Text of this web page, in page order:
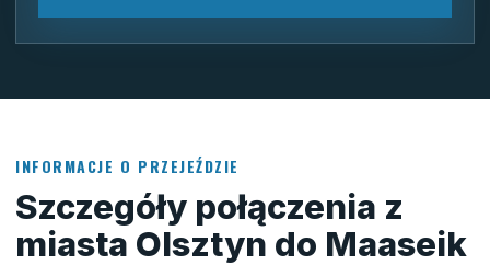
INFORMACJE O PRZEJEŹDZIE
Szczegóły połączenia z
miasta Olsztyn do Maaseik